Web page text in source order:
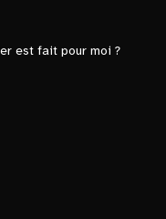
est fait pour moi ?